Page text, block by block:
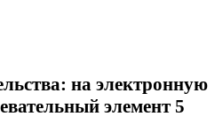
на электронную
элемент 5